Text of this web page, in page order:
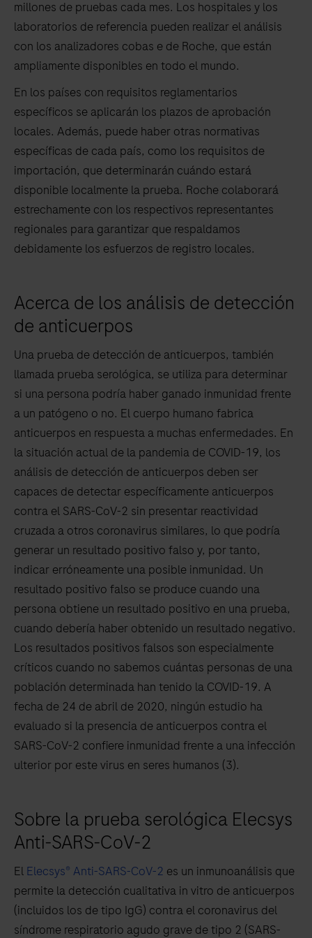
millones de pruebas cada mes. Los hospitales y los
laboratorios de referencia pueden realizar el análisis
con los analizadores cobas e de Roche, que están
ampliamente disponibles en todo el mundo.
En los países con requisitos reglamentarios
específicos se aplicarán los plazos de aprobación
locales. Además, puede haber otras normativas
específicas de cada país, como los requisitos de
importación, que determinarán cuándo estará
disponible localmente la prueba. Roche colaborará
estrechamente con los respectivos representantes
regionales para garantizar que respaldamos
debidamente los esfuerzos de registro locales.
Acerca de los análisis de detección
de anticuerpos
Una prueba de detección de anticuerpos, también
llamada prueba serológica, se utiliza para determinar
si una persona podría haber ganado inmunidad frente
a un patógeno o no. El cuerpo humano fabrica
anticuerpos en respuesta a muchas enfermedades. En
la situación actual de la pandemia de COVID-19, los
análisis de detección de anticuerpos deben ser
capaces de detectar específicamente anticuerpos
contra el SARS-CoV-2 sin presentar reactividad
cruzada a otros coronavirus similares, lo que podría
generar un resultado positivo falso y, por tanto,
indicar erróneamente una posible inmunidad. Un
resultado positivo falso se produce cuando una
persona obtiene un resultado positivo en una prueba,
cuando debería haber obtenido un resultado negativo.
Los resultados positivos falsos son especialmente
críticos cuando no sabemos cuántas personas de una
población determinada han tenido la COVID-19. A
fecha de 24 de abril de 2020, ningún estudio ha
evaluado si la presencia de anticuerpos contra el
SARS-CoV-2 confiere inmunidad frente a una infección
ulterior por este virus en seres humanos (3).
Sobre la prueba serológica Elecsys
Anti-SARS-CoV-2
El Elecsys® Anti-SARS-CoV-2 es un inmunoanálisis que
permite la detección cualitativa in vitro de anticuerpos
(incluidos los de tipo IgG) contra el coronavirus del
síndrome respiratorio agudo grave de tipo 2 (SARS-